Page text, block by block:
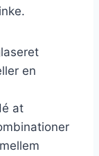
en
at